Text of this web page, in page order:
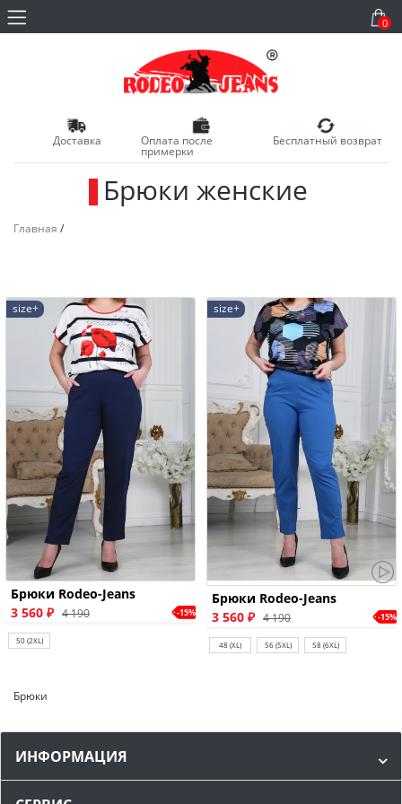
0
Доставка Оплата после
примерки
Бесплатный возврат
Брюки женские
Главная /
size+
Брюки Rodeo-Jeans
3 560 ₽ 4 190 -15%
50 (2XL)
size+
Брюки Rodeo-Jeans
3 560 ₽ 4 190 -15%
48 (XL) 56 (5XL) 58 (6XL)
Брюки
ИНФОРМАЦИЯ